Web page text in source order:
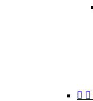
 